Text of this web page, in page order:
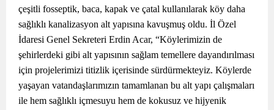
çeşitli fosseptik, baca, kapak ve çatal kullanılarak köy daha
sağlıklı kanalizasyon alt yapısına kavuşmuş oldu. İl Özel
İdaresi Genel Sekreteri Erdin Acar, “Köylerimizin de
şehirlerdeki gibi alt yapısının sağlam temellere dayandırılması
için projelerimizi titizlik içerisinde sürdürmekteyiz. Köylerde
yaşayan vatandaşlarımızın tamamlanan bu alt yapı çalışmaları
ile hem sağlıklı içmesuyu hem de kokusuz ve hijyenik